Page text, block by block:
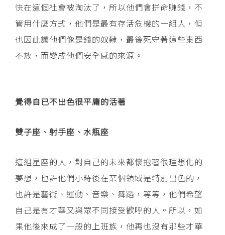
快在這個社會被淘汰了，所以他們會拼命賺錢，不
管用什麼方式，他們是最有存活危機的一組人，但
也因此讓他們像是錢的奴隸，最後死守著這些東西
不放，而變成他們安全感的來源。
覺得自已不出色很平庸的活著
雙子座、射手座、水瓶座
這組星座的人，對自己的未來都懷抱著很理想化的
夢想，也許他們小時後在某個領域是特別出色的，
也許是藝術、運動、音樂、舞蹈，等等，他們希望
自己是有才華又與眾不同接受歡呼的人。所以，如
果他後來成了一般的上班族，他再也沒有那些才華